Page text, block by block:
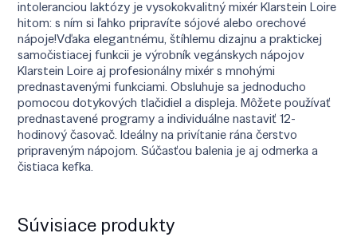
intoleranciou laktózy je vysokokvalitný mixér Klarstein Loire
hitom: s ním si ľahko pripravíte sójové alebo orechové
nápoje!Vďaka elegantnému, štíhlemu dizajnu a praktickej
samočistiacej funkcii je výrobník vegánskych nápojov
Klarstein Loire aj profesionálny mixér s mnohými
prednastavenými funkciami. Obsluhuje sa jednoducho
pomocou dotykových tlačidiel a displeja. Môžete používať
prednastavené programy a individuálne nastaviť 12-
hodinový časovač. Ideálny na privítanie rána čerstvo
pripraveným nápojom. Súčasťou balenia je aj odmerka a
čistiaca kefka.
Súvisiace produkty